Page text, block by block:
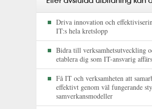
Driva innovation och
IT:s hela kretslopp
Bidra till verksamhetsutveckling
etablera dig som IT-ansvarig
Få IT och verksamheten att
effektivt genom väl fungerande
samverkansmodeller